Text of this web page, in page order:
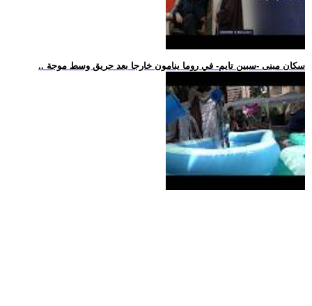
.. سكان مبنى -سبين تايم- في روما ينامون خارجا بعد حريق وسط موجة